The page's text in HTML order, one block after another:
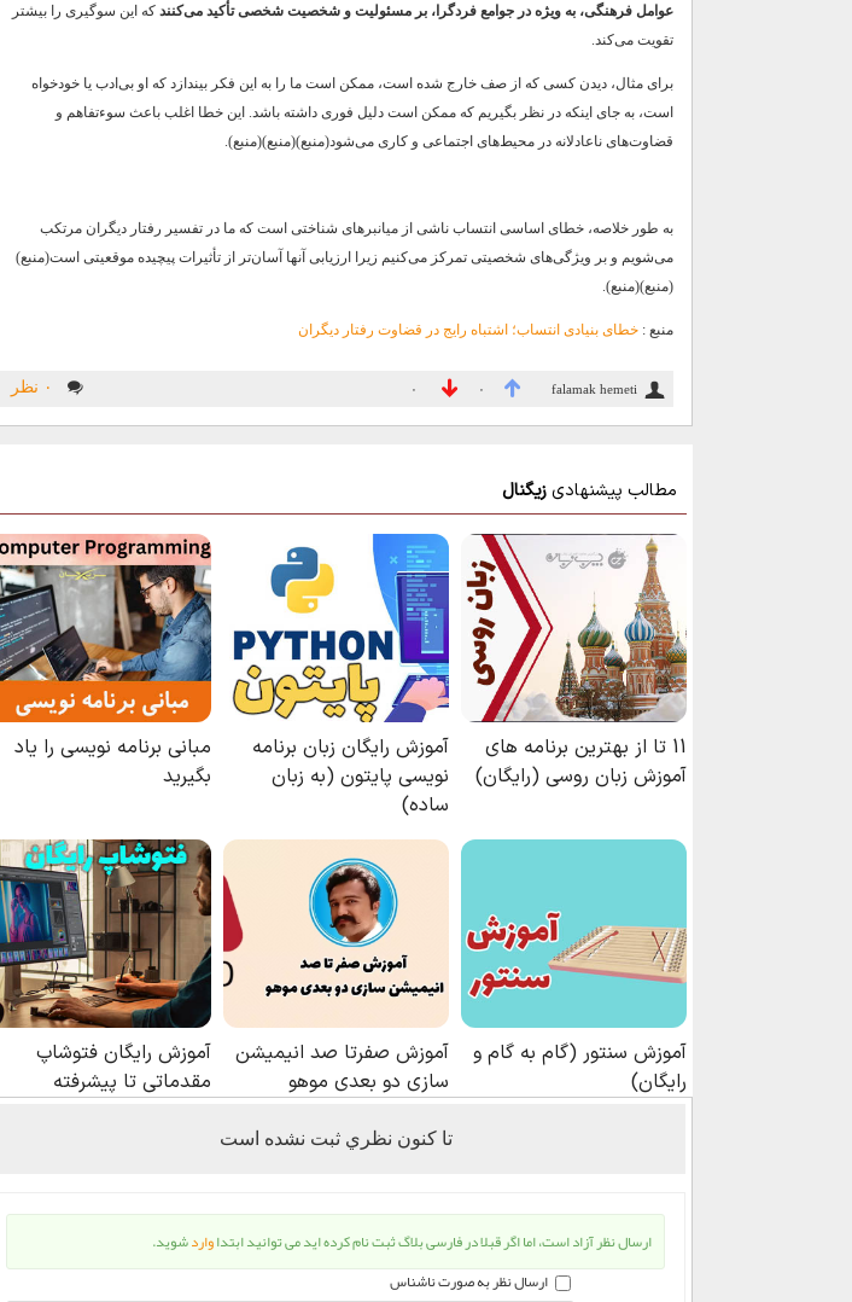
عوامل فرهنگی، به ویژه در جوامع فردگرا، بر مسئولیت و شخصیت شخصی تأکید می‌کنند که این سوگیری را بیشتر
تقویت می‌کند.
برای مثال، دیدن کسی که از صف خارج شده است، ممکن است ما را به این فکر بیندازد که او بی‌ادب یا خودخواه
است، به جای اینکه در نظر بگیریم که ممکن است دلیل فوری داشته باشد. این خطا اغلب باعث سوءتفاهم و
قضاوت‌های ناعادلانه در محیط‌های اجتماعی و کاری می‌شود(منبع)(منبع)(منبع).
به طور خلاصه، خطای اساسی انتساب ناشی از میانبرهای شناختی است که ما در تفسیر رفتار دیگران مرتکب
می‌شویم و بر ویژگی‌های شخصیتی تمرکز می‌کنیم زیرا ارزیابی آنها آسان‌تر از تأثیرات پیچیده موقعیتی است(منبع)
(منبع)(منبع).
منبع : خطای بنیادی انتساب؛ اشتباه رایج در قضاوت رفتار دیگران
falamak hemeti ۰ ۰ ۰ نظر
تا كنون نظري ثبت نشده است
ارسال نظر آزاد است، اما اگر قبلا در فارسی بلاگ ثبت نام کرده اید می توانید ابتداواردشوید.
ارسال نظر به صورت ناشناس